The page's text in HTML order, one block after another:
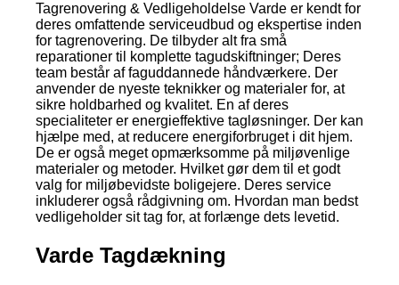
Tagrenovering & Vedligeholdelse Varde er kendt for
deres omfattende serviceudbud og ekspertise inden
for tagrenovering. De tilbyder alt fra små
reparationer til komplette tagudskiftninger; Deres
team består af faguddannede håndværkere. Der
anvender de nyeste teknikker og materialer for, at
sikre holdbarhed og kvalitet. En af deres
specialiteter er energieffektive tagløsninger. Der kan
hjælpe med, at reducere energiforbruget i dit hjem.
De er også meget opmærksomme på miljøvenlige
materialer og metoder. Hvilket gør dem til et godt
valg for miljøbevidste boligejere. Deres service
inkluderer også rådgivning om. Hvordan man bedst
vedligeholder sit tag for, at forlænge dets levetid.
Varde Tagdækning